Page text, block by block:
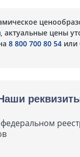
актуальные цены
8 800 700 80 54 или